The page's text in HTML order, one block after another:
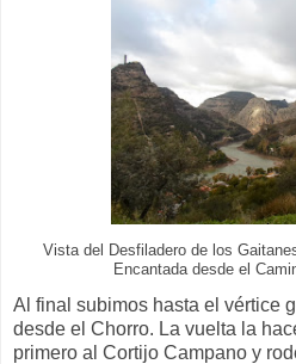
Vista del Desfiladero de los
Encantada desde el
Al final subimos hasta el vértice
desde el Chorro. La vuelta la
primero al Cortijo Campano y